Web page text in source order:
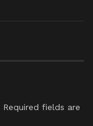
Required fields are